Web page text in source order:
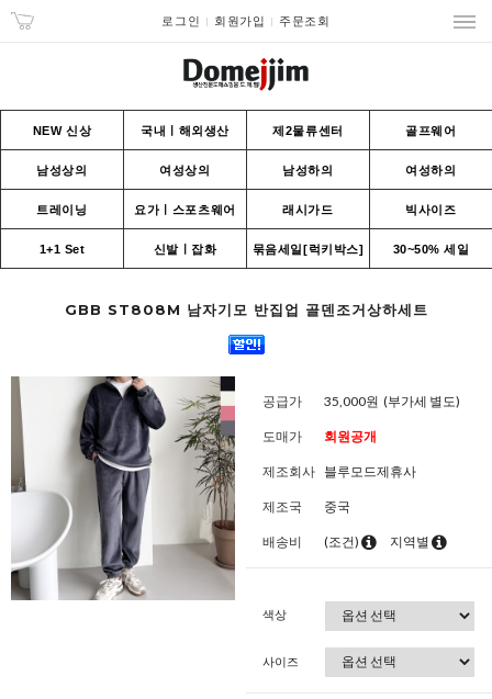
로그인 회원가입 주문조회
NEW 신상 국내ㅣ해외생산 제2물류센터 골프웨어
남성상의 여성상의 남성하의 여성하의
트레이닝 요가ㅣ스포츠웨어 래시가드 빅사이즈
1+1 Set 신발ㅣ잡화 묶음세일[럭키박스] 30~50% 세일
GBB ST808M 남자기모 반집업 골덴조거상하세트
공급가 35,000원 (부가세 별도)
도매가 회원공개
제조회사 블루모드제휴사
제조국 중국
배송비 (조건) 지역별
색상
사이즈